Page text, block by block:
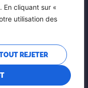
En cliquant sur «
utilisation des
REJETER